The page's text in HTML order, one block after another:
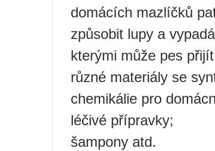
domácích mazlíčků
způsobit lupy a
kterými může pes
různé materiály se
chemikálie pro
léčivé přípravky;
šampony atd.